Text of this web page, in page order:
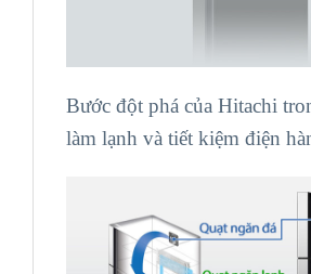
Bước đột phá của Hitachi
làm lạnh và tiết kiệm điện